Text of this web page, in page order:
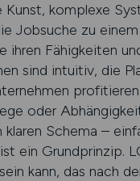
komplexe
Jobsuche zu
ihren Fähigkeiten
sind intuitiv, die
oder
Schema –
ein Grundprinzip.
kann, das nach